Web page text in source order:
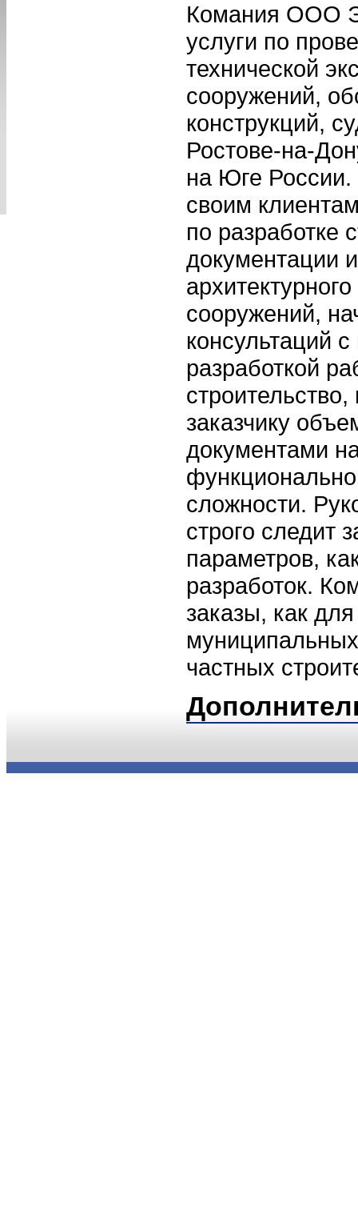
Комания ООО
услуги по
технической
сооружений,
конструкций,
Ростове-на-
на Юге
своим
по разработке
документации
сооружений,
консультаций
разработкой
заказчику
документами
сложности.
строго следит
параметров,
разработок.
заказы, как
муниципальных
частных